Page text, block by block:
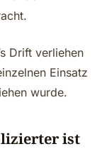
Drift verliehen
Einsatz
wurde.
ist